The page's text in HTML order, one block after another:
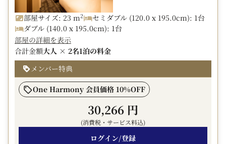
※注意事項
・契約駐車場の為、チェックイン時に駐車券の提示をお願
いいたします
・入庫から24時間利用可能ですが、途中で入出庫する場
合は別途駐車料金が発生いたします
・トイーゴパーキング限定プランの為、その他契約駐車場
をご利用いただいた場合は、追加代金200円を頂戴いたし
ます
・一部大型車・バイクはご利用いただけません
・不明点は当ホテルまでお問合せください
……………………………………………………………………
部屋サイズ: 23 m2
セミダブル (120.0 x 195.0cm): 1台
ダブル (140.0 x 195.0cm): 1台
部屋の詳細を表示
合計金額大人 × 2名1泊の料金
メンバー特典
One Harmony 会員価格 10%OFF
30,266 円
(消費税・サービス料込)
ログイン/登録